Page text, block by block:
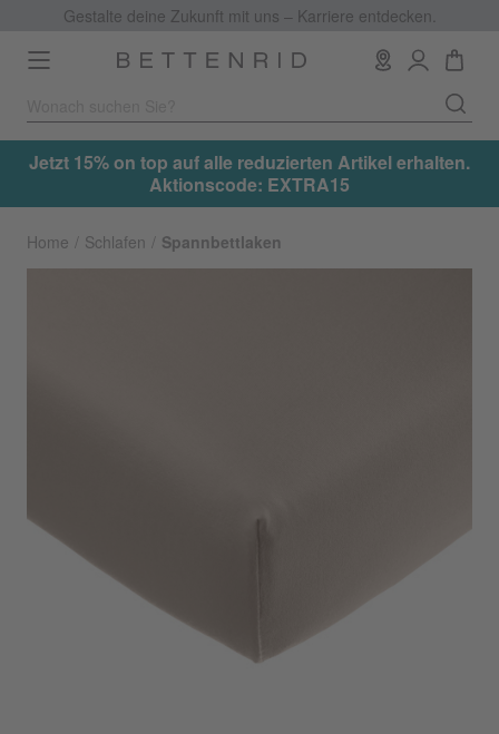
Gestalte deine Zukunft mit uns – Karriere entdecken.
Toggle
navigation
Jetzt 15% on top auf alle reduzierten Artikel erhalten.
Aktionscode: EXTRA15
Home Schlafen Spannbettlaken